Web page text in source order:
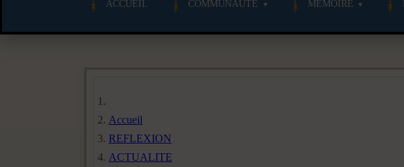
ACCUEIL COMMUNAUTÉ MÉMOIRE
Accueil
REFLEXION
ACTUALITE